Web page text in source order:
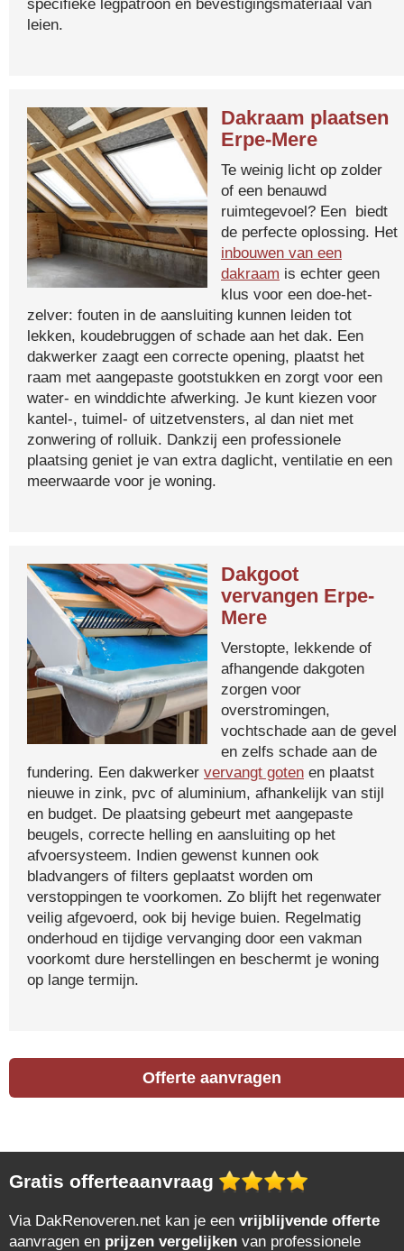
specifieke legpatroon en bevestigingsmateriaal van
leien.
Dakraam plaatsen
Erpe-Mere
Te weinig licht op zolder
of een benauwd
ruimtegevoel? Een biedt
de perfecte oplossing. Het
inbouwen van een
dakraam is echter geen
klus voor een doe-het-
zelver: fouten in de aansluiting kunnen leiden tot
lekken, koudebruggen of schade aan het dak. Een
dakwerker zaagt een correcte opening, plaatst het
raam met aangepaste gootstukken en zorgt voor een
water- en winddichte afwerking. Je kunt kiezen voor
kantel-, tuimel- of uitzetvensters, al dan niet met
zonwering of rolluik. Dankzij een professionele
plaatsing geniet je van extra daglicht, ventilatie en een
meerwaarde voor je woning.
Dakgoot
vervangen Erpe-
Mere
Verstopte, lekkende of
afhangende dakgoten
zorgen voor
overstromingen,
vochtschade aan de gevel
en zelfs schade aan de
fundering. Een dakwerker vervangt goten en plaatst
nieuwe in zink, pvc of aluminium, afhankelijk van stijl
en budget. De plaatsing gebeurt met aangepaste
beugels, correcte helling en aansluiting op het
afvoersysteem. Indien gewenst kunnen ook
bladvangers of filters geplaatst worden om
verstoppingen te voorkomen. Zo blijft het regenwater
veilig afgevoerd, ook bij hevige buien. Regelmatig
onderhoud en tijdige vervanging door een vakman
voorkomt dure herstellingen en beschermt je woning
op lange termijn.
Offerte aanvragen
Gratis offerteaanvraag
Via DakRenoveren.net kan je een vrijblijvende offerte
aanvragen en prijzen vergelijken van professionele